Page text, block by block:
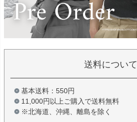
送料について
基本送料：550円
11,000円以上ご購入で送料無料
※北海道、沖縄、離島を除く